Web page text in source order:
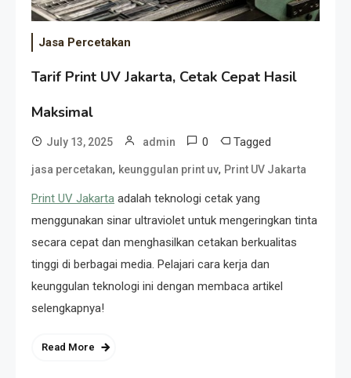
Jasa Percetakan
Tarif Print UV Jakarta, Cetak Cepat Hasil
Maksimal
July 13, 2025 admin 0 Tagged
jasa percetakan, keunggulan print uv, Print UV Jakarta
Print UV Jakarta adalah teknologi cetak yang
menggunakan sinar ultraviolet untuk mengeringkan tinta
secara cepat dan menghasilkan cetakan berkualitas
tinggi di berbagai media. Pelajari cara kerja dan
keunggulan teknologi ini dengan membaca artikel
selengkapnya!
Read More